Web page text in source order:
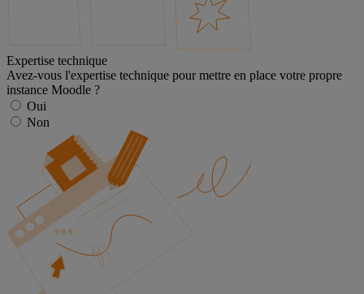
Expertise technique
Avez-vous l'expertise technique pour mettre en place votre propre
instance Moodle ?
Oui
Non